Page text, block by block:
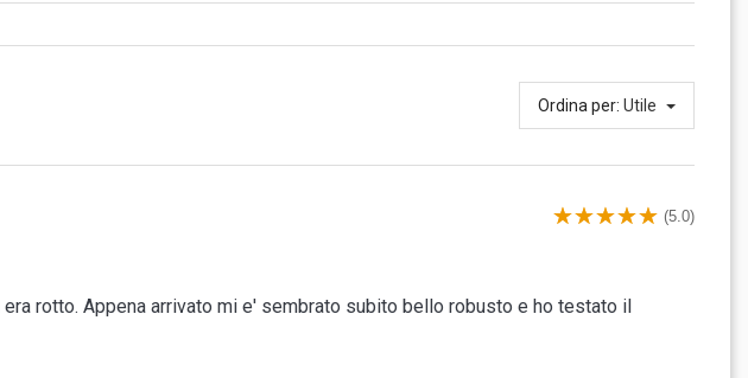
Ordina per: Utile
(5.0)
rotto. Appena arrivato mi e' sembrato subito bello robusto e ho testato il